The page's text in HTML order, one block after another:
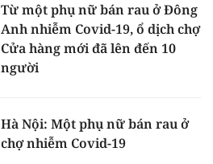
Từ một phụ nữ bán rau ở Đông
Anh nhiễm Covid-19, ổ dịch chợ
Cửa hàng mới đã lên đến 10
người
Hà Nội: Một phụ nữ bán rau ở
chợ nhiễm Covid-19